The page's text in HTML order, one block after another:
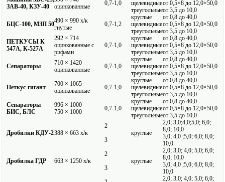
ЗАВ-40, КЗУ-40
оцинкованные
0,7-1,0 щелевидныеот 0,5×8 до 12,0×50,0
треугольныеот 3,5 до 10,0
БЦС-100, МЗП 50490 × 990 х/к
гнутые
0,7-1,2
круглые
от 0,8 до 40,0
щелевидныеот 0,5×8 до 12,0×50,0
треугольныеот 3,5 до 10,0
ПЕТКУСЫ К
547А, К-527А
292 × 714
оцинкованные с
рифами
0,7-1,0
круглые
от 0,8 до 40,0
щелевидныеот 0,5×8 до 12,0×50,0
треугольныеот 3,5 до 10,0
Сепараторы
710 × 1420
оцинкованные
0,7-1,0
круглые
от 0,8 до 40,0
щелевидныеот 0,5×8 до 12,0×50,0
треугольныеот 3,5 до 10,0
Петкус-гигант
700 × 1065
оцинкованные
0,7-1,0
круглые
от 0,8 до 40,0
щелевидныеот 0,5×8 до 12,0×50,0
треугольныеот 3,5 до 10,0
Сепараторы
БИС, БЛС
996 × 1000
750 × 1000
0,7-1,0
круглые
от 0,8 до 40,0
щелевидныеот 0,5×8 до 12,0×50,0
треугольныеот 3,5 до 10,0
Дробилки КДУ-2388 × 663 х/к
2
круглые
2,0; 3,0;4,0;5,0; 6,0;
8,0; 10,0
3
3,0; 4,0 ;5,0; 6,0; 8,0;
10,0
Дробилка ГДР 663 × 1250 х/к
2
круглые
2,0; 3,0; 4,0; 5,0; 6,0;
8,0; 10,0
3
3,0; 4,0 ;5,0; 6,0; 8,0;
10,0
2,0; 3,0; 4,0; 5,0; 6,0;